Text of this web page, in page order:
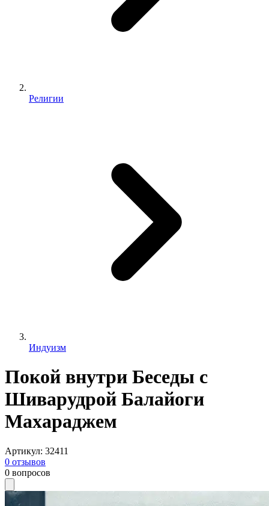
Религии
Индуизм
Покой внутри Беседы с
Шиварудрой Балайоги
Махараджем
Артикул: 32411
0 отзывов
0 вопросов